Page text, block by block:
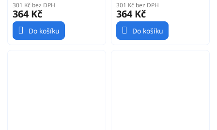
301 Kč bez DPH
364 Kč
Do košíku
301 Kč bez DPH
364 Kč
Do košíku